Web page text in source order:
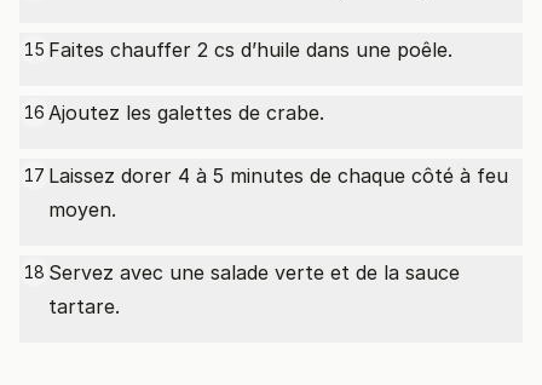
15 Faites chauffer 2 cs d’huile dans une poêle.
16 Ajoutez les galettes de crabe.
17 Laissez dorer 4 à 5 minutes de chaque côté à feu
moyen.
18 Servez avec une salade verte et de la sauce
tartare.